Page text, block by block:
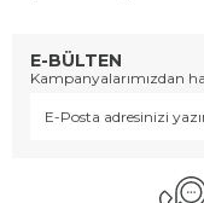
E-BÜLTEN
Kampanyalarımızdan